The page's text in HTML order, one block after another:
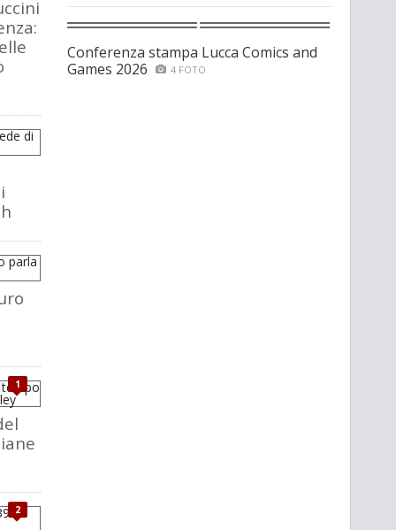
1
2
Conferenza stampa Lucca Comics and
Games 2026
4 FOTO